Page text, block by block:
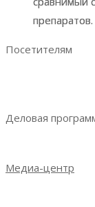
препаратов.
препаратов.
Ваше
Посетителям
Деловая
Медиа-центр